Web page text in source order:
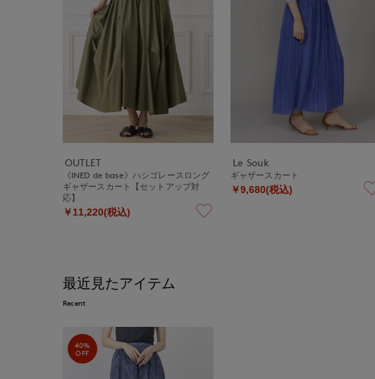
OUTLET
《INED de base》ハシゴレースロング
ギャザースカート【セットアップ対
応】
￥11,220(税込)
Le Souk
ギャザースカート
￥9,680(税込)
最近見たアイテム
Recent
40%
OFF